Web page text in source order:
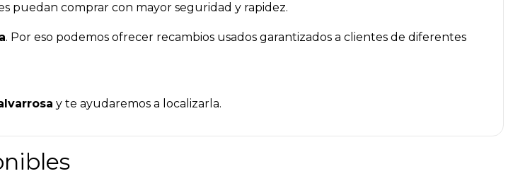
puedan comprar con mayor seguridad y rapidez.
. Por eso podemos ofrecer recambios usados garantizados a clientes de diferentes
y te ayudaremos a localizarla.